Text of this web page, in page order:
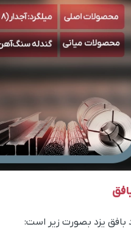
بافق یزد بصورت زیر است: